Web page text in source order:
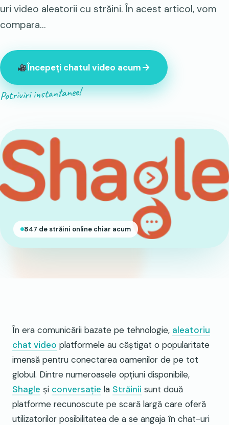
uri video aleatorii cu străini. În acest articol, vom
compara…
Începeți chatul video acum
Potriviri instantanee!
847 de străini online chiar acum
În era comunicării bazate pe tehnologie, aleatoriu
chat video platformele au câștigat o popularitate
imensă pentru conectarea oamenilor de pe tot
globul. Dintre numeroasele opțiuni disponibile,
Shagle și conversație la Străinii sunt două
platforme recunoscute pe scară largă care oferă
utilizatorilor posibilitatea de a se angaja în chat-uri